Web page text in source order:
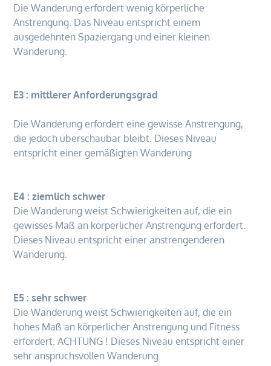
Die Wanderung erfordert wenig körperliche
Anstrengung. Das Niveau entspricht einem
ausgedehnten Spaziergang und einer kleinen
Wanderung.
E3 : mittlerer Anforderungsgrad
Die Wanderung erfordert eine gewisse Anstrengung,
die jedoch überschaubar bleibt. Dieses Niveau
entspricht einer gemäßigten Wanderung
E4 : ziemlich schwer
Die Wanderung weist Schwierigkeiten auf, die ein
gewisses Maß an körperlicher Anstrengung erfordert.
Dieses Niveau entspricht einer anstrengenderen
Wanderung.
E5 : sehr schwer
Die Wanderung weist Schwierigkeiten auf, die ein
hohes Maß an körperlicher Anstrengung und Fitness
erfordert. ACHTUNG ! Dieses Niveau entspricht einer
sehr anspruchsvollen Wanderung.